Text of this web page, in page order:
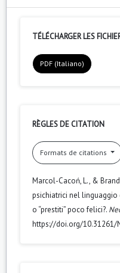
TÉLÉCHARGER LES
PDF (Italiano)
RÈGLES DE CITATION
Formats de citations
Marcol-Cacoń, L., &
psichiatrici nel
o “prestiti” poco felici?.
https://doi.org/10.31261/